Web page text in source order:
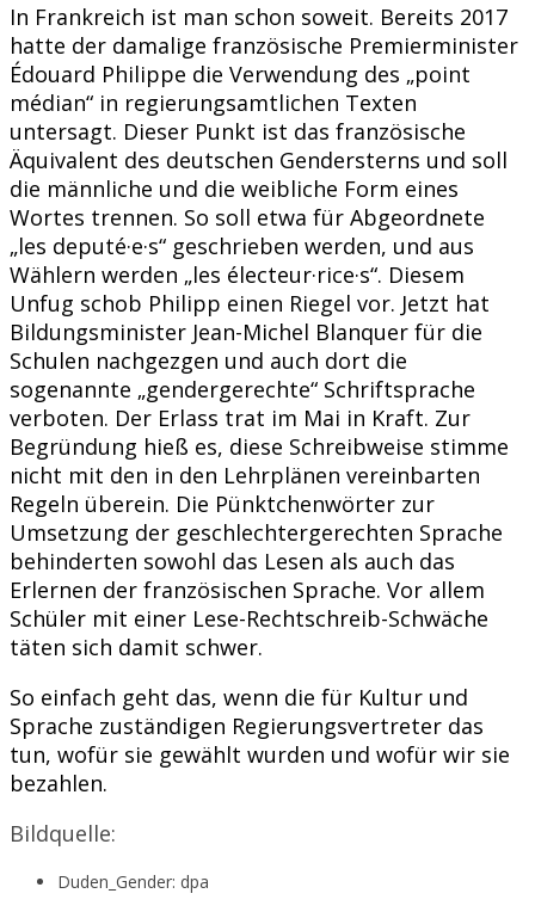
In Frankreich ist man schon soweit. Bereits 2017
hatte der damalige französische Premierminister
Édouard Philippe die Verwendung des „point
médian“ in regierungsamtlichen Texten
untersagt. Dieser Punkt ist das französische
Äquivalent des deutschen Gendersterns und soll
die männliche und die weibliche Form eines
Wortes trennen. So soll etwa für Abgeordnete
„les deputé·e·s“ geschrieben werden, und aus
Wählern werden „les électeur·rice·s“. Diesem
Unfug schob Philipp einen Riegel vor. Jetzt hat
Bildungsminister Jean-Michel Blanquer für die
Schulen nachgezgen und auch dort die
sogenannte „gendergerechte“ Schriftsprache
verboten. Der Erlass trat im Mai in Kraft. Zur
Begründung hieß es, diese Schreibweise stimme
nicht mit den in den Lehrplänen vereinbarten
Regeln überein. Die Pünktchenwörter zur
Umsetzung der geschlechtergerechten Sprache
behinderten sowohl das Lesen als auch das
Erlernen der französischen Sprache. Vor allem
Schüler mit einer Lese-Rechtschreib-Schwäche
täten sich damit schwer.
So einfach geht das, wenn die für Kultur und
Sprache zuständigen Regierungsvertreter das
tun, wofür sie gewählt wurden und wofür wir sie
bezahlen.
Bildquelle:
Duden_Gender: dpa